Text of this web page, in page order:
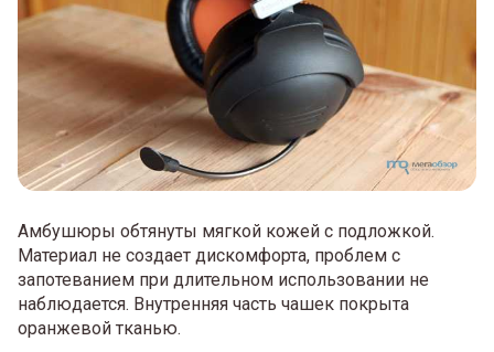
Амбушюры обтянуты мягкой кожей с подложкой.
Материал не создает дискомфорта, проблем с
запотеванием при длительном использовании не
наблюдается. Внутренняя часть чашек покрыта
оранжевой тканью.